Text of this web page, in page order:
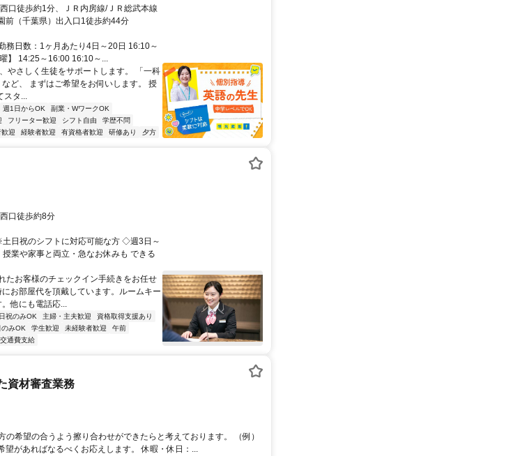
口徒歩約1分、ＪＲ内房線/ＪＲ総武本線
前（千葉県）出入口1徒歩約44分
務日数：1ヶ月あたり4日～20日 16:10～
】 14:25～16:00 16:10～...
やさしく生徒をサポートします。 「一科
ど、 まずはご希望をお伺いします。 授
スタ...
週1日からOK
副業・WワークOK
フリーター歓迎 シフト自由
学歴不問
迎 経験者歓迎 有資格者歓迎 研修あり 夕方
口徒歩約8分
日祝のシフトに対応可能な方 ◇週3日～
業や家事と両立・急なお休みも できる
たお客様のチェックイン手続きをお任せ
お部屋代を頂戴しています。ルームキー
他にも電話応...
祝のみOK 主婦・主夫歓迎
資格取得支援あり
のみOK 学生歓迎 未経験者歓迎
午前
交通費支給
資材審査業務
希望の合うよう擦り合わせができたらと考えております。 （例）
があればなるべくお応えします。 休暇・休日：...